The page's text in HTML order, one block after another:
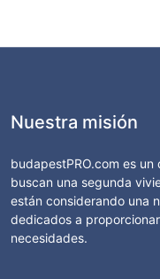
Nuestra misión
budapestPRO.com es
buscan una segunda
están considerando una
dedicados a
necesidades.